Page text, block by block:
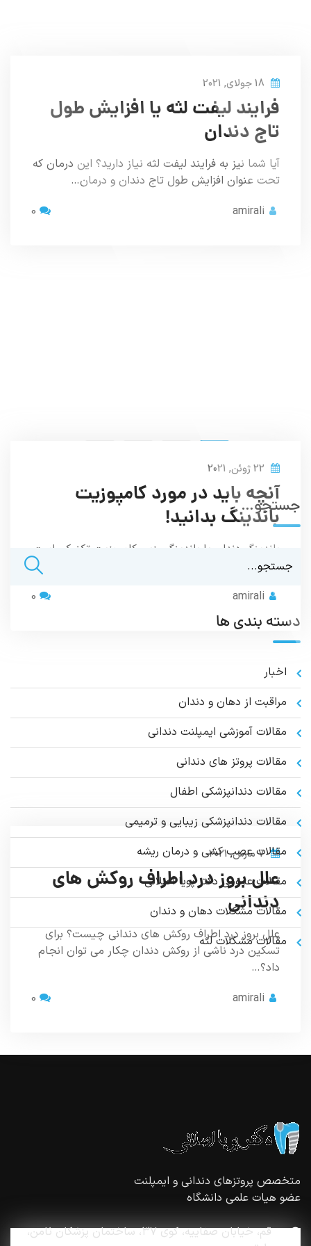
فرایند لیفت لثه یا افزایش طول
تاج دندان
آیا شما نیز به فرایند لیفت لثه نیاز دارید؟ این درمان که
تحت عنوان افزایش طول تاج دندان و درمان…
amirali
آنچه باید در مورد کامپوزیت
باندینگ بدانید!
باندینگ دندان یا باندینگ رزین کامپوزیت تکنیکی است
که در آن مواد به دندان ها افزوده می شود تا شکل…
amirali
7 مارس, 2021
علل بروز درد اطراف روکش های
دندانی
علل بروز درد اطراف روکش های دندانی چیست؟ برای
تسکین درد ناشی از روکش دندان چکار می توان انجام
داد؟…
amirali
جستجو…
دسته بندی ها
اخبار
مراقبت از دهان و دندان
مقالات آموزشی ایمپلنت دندانی
مقالات پروتز های دندانی
مقالات دندانپزشکی اطفال
مقالات دندانپزشکی زیبایی و ترمیمی
مقالات عصب کشی و درمان ریشه
مقالات عمومي دكتر پويا اصلانی
مقالات مشکلات دهان و دندان
مقالات مشکلات لثه
متخصص پروتزهای دندانی و ايمپلنت
عضو هيات علمی دانشگاه
قم، خیابان صفاییه، کوی ۳۷، ساختمان پزشكان ثامن،